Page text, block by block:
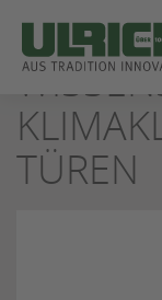
ZUM
SEITENINHALT
SPRINGEN
TÜREN